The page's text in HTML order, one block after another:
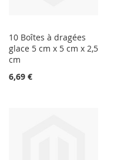
10 Boîtes à dragées
glace 5 cm x 5 cm x 2,5
cm
6,69 €